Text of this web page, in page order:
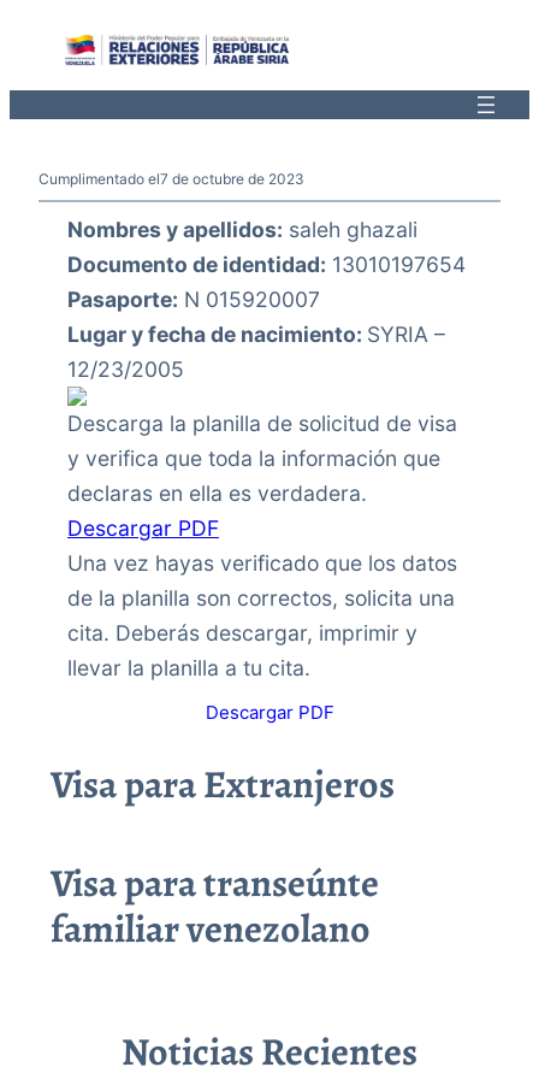
Cumplimentado el7 de octubre de 2023
Nombres y apellidos: saleh ghazali
Documento de identidad: 13010197654
Pasaporte: N 015920007
Lugar y fecha de nacimiento: SYRIA –
12/23/2005
Descarga la planilla de solicitud de visa
y verifica que toda la información que
declaras en ella es verdadera.
Descargar PDF
Una vez hayas verificado que los datos
de la planilla son correctos, solicita una
cita. Deberás descargar, imprimir y
llevar la planilla a tu cita.
Descargar PDF
Visa para Extranjeros
Visa para transeúnte
familiar venezolano
Noticias Recientes